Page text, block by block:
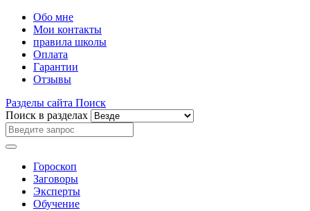
Обо мне
Мои контакты
правила школы
Оплата
Гарантии
Отзывы
Разделы сайта Поиск
Поиск в разделах
Гороскоп
Заговоры
Эксперты
Обучение